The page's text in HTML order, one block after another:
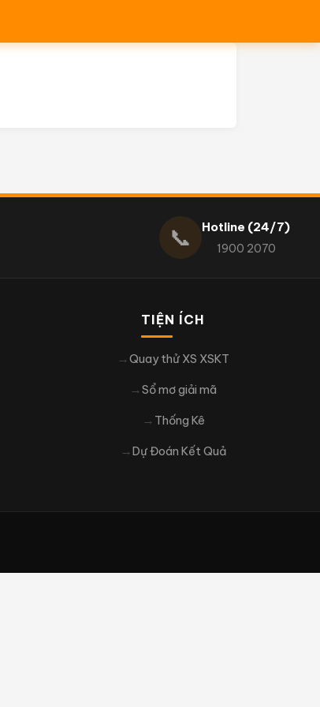
📞 Hotline (24/7)
1900 2070
TIỆN ÍCH
Quay thử XS XSKT
Sổ mơ giải mã
Thống Kê
Dự Đoán Kết Quả